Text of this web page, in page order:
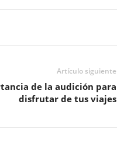
Artículo siguiente
de la audición para
disfrutar de tus viajes